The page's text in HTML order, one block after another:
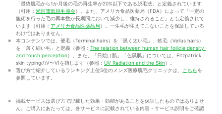
「最終脱毛から1か月後の毛の再生率が20%以下である脱毛法」と定義されています
（引用： 米国電気脱毛協会）。また、アメリカ食品医薬局（FDA）によって「一定の
施術を行った毛の再本数が長期間において減少し、維持されること」とも定義されて
います（引用： アメリカ食品医薬品局）。一生毛が生えてこないことを保証している
わけではありません。
本コンテンツでは、硬毛（Terminal hairs）を「黒く太い毛」、軟毛（Vellus hairs）
を「薄く細い毛」と定義（参照： The relation between human hair follicle density
and touch perception）。また、「日焼け肌」「色黒肌」については、Fitzpatrick
skin typingのV〜VIを指します（参照： UV Radiation and the Skin）。
選び方で紹介しているランキング上位5位のメンズ医療脱毛クリニックは、
こちらを
参照しています。
掲載サービスは選び方で記載した効果・効能があることを保証したものではありませ
ん。ご購入にあたっては、各サービスに記載されている内容・サービス説明をご確認